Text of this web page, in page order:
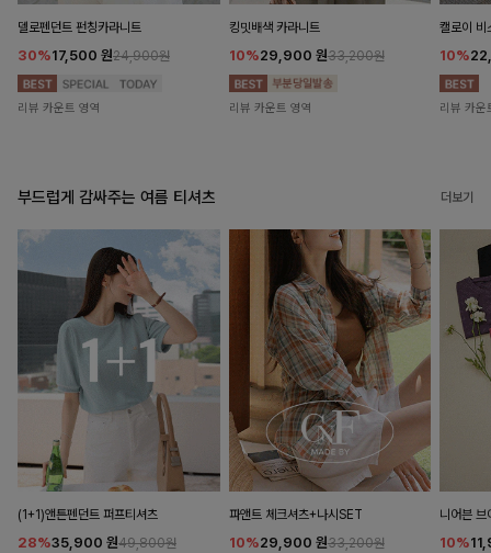
델로펜던트 펀칭카라니트
30%17,500 원24,900원
리뷰 카운트 영역
킹밋배색 카라니트
10%29,900 원33,200원
리뷰 카운트 영역
캘로이 비
10%
리뷰 카운
부드럽게 감싸주는 여름 티셔츠 더보기
(1+1)앤튼펜던트 퍼프티셔츠
28%35,900 원49,800원
파앤트 체크셔츠+나시SET
10%29,900 원33,200원
니어븐 브
10%